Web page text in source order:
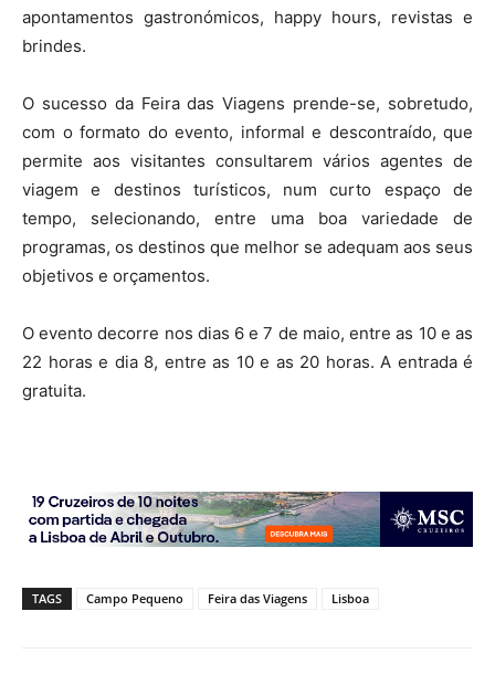
apontamentos gastronómicos, happy hours, revistas e
brindes.
O sucesso da Feira das Viagens prende-se, sobretudo,
com o formato do evento, informal e descontraído, que
permite aos visitantes consultarem vários agentes de
viagem e destinos turísticos, num curto espaço de
tempo, selecionando, entre uma boa variedade de
programas, os destinos que melhor se adequam aos seus
objetivos e orçamentos.
O evento decorre nos dias 6 e 7 de maio, entre as 10 e as
22 horas e dia 8, entre as 10 e as 20 horas. A entrada é
gratuita.
TAGS Campo Pequeno Feira das Viagens Lisboa